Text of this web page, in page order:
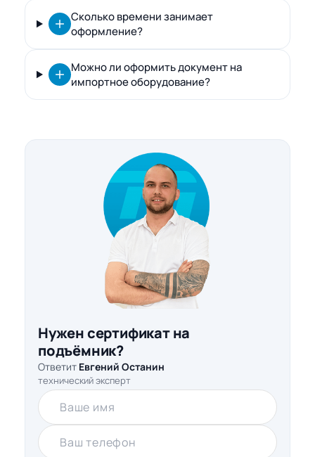
Сколько времени занимает
оформление?
Можно ли оформить документ на
импортное оборудование?
Нужен сертификат на
подъёмник?
Ответит Евгений Останин
технический эксперт
Ваше имя
Ваш телефон